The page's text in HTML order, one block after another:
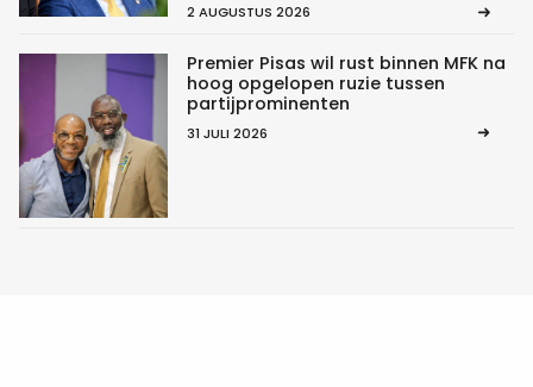
2 AUGUSTUS 2026
Premier Pisas wil rust binnen MFK na
hoog opgelopen ruzie tussen
partijprominenten
31 JULI 2026